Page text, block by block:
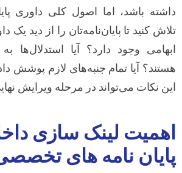
داشته باشد، اما اصول کلی داوری
تلاش کنید تا پایان‌نامه‌تان را از دید یک
ابهامی وجود دارد؟ آیا استدلال‌ها
هستند؟ آیا تمام جنبه‌های لازم پوشش
این نکات می‌تواند در مرحله ویرایش
اهمیت لینک سازی
پایان نامه های